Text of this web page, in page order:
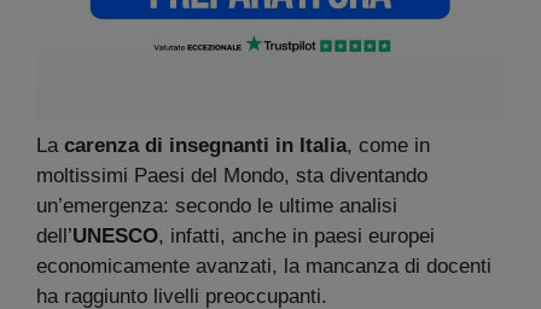
La carenza di insegnanti in Italia, come in
moltissimi Paesi del Mondo, sta diventando
un’emergenza: secondo le ultime analisi
dell’UNESCO, infatti, anche in paesi europei
economicamente avanzati, la mancanza di docenti
ha raggiunto livelli preoccupanti.